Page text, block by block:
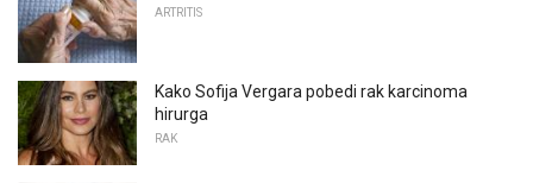
ARTRITIS
Kako Sofija Vergara pobedi rak karcinoma
hirurga
RAK